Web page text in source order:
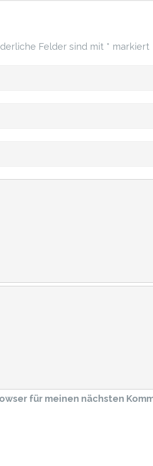
Felder sind mit * markiert
für meinen nächsten